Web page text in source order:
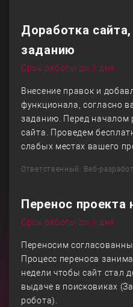
Доработка сайта,
заданию
Срок работы до 1 дня
Внесение правок и
функционала, согласно
заданию. Перед началом
сайта. Проведем
слабых местах вашего
Ответственный: Веб-
Перенос проекта
Срок работы до 1 дня
Переносим
Процесс переноса
недели чтобы сайт стал
выдаче в поисковиках
робота).